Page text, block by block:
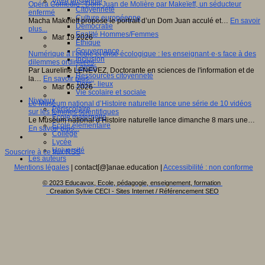
Citoyenneté
Culture européenne
Démocratie
Egalité Hommes/Femmes
Ethique
Gouvernance
Inclusion
Laïcité
Ressources citoyenneté
Tiers - lieux
Vie scolaire et sociale
Niveaux
Périscolaire
Ecole maternelle
Ecole élémentaire
Collège
Lycée
Université
Les auteurs
Opéra Comédie : Dom Juan de Molière par Makeïeff, un séducteur
enfermé
Macha Makeïeff propose le portrait d’un Dom Juan acculé et… En savoir
plus...
Mar 19 2026
Numérique à l’école et crise écologique : les enseignant·e·s face à des
dilemmes ordinaires
Par Laureline LENEVEZ, Doctorante en sciences de l'information et de
la… En savoir plus...
Mar 06 2026
Le Muséum national d’Histoire naturelle lance une série de 10 vidéos
sur les femmes scientifiques
Le Muséum national d’Histoire naturelle lance dimanche 8 mars une…
En savoir plus...
Souscrire à ce flux RSS
Mentions légales| contact[@]anae.education | Accessibilité : non conforme
© 2023 Educavox, Ecole, pédagogie, enseignement, formation
Creation Sylvie CECI - Sites Internet / Référencement SEO